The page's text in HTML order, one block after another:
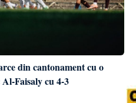
din cantonament cu o
Faisaly cu 4-3